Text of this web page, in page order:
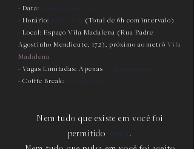
- Data: Domingo 11/01/26
- Horário: 16h às 22h (Total de 6h com intervalo)
- Local: Espaço Vila Madalena (Rua Padre
Agostinho Mendicute, 172), próximo ao metrô Vila
Madalena
- Vagas Limitadas: Apenas 20 participantes
- Cofffe Break: no intervalo
Nem tudo que existe em você foi
permitido sentir.